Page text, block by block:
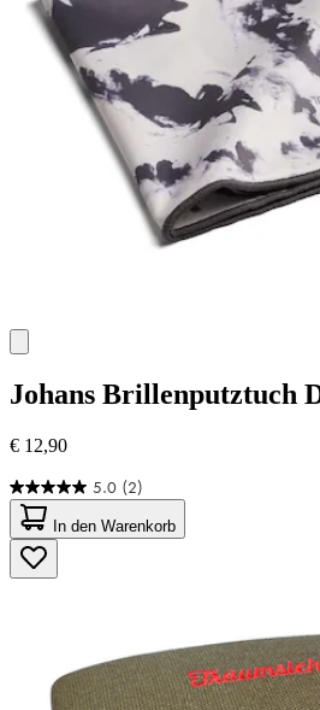
Johans Brillenputztuch
€ 12,90
5.0 (2)
5.0
von
5
Sternen.
2
In den Warenkorb